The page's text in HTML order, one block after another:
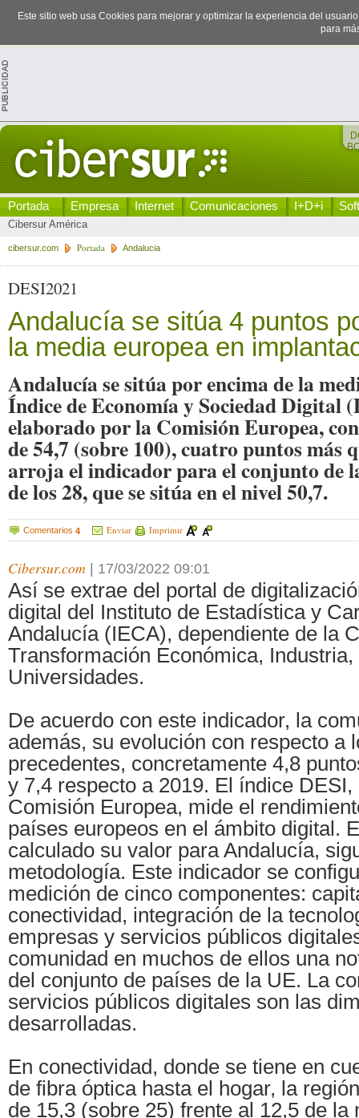
Este sitio web usa Cookies para mejorar y optimizar la experiencia del
para
Portada Empresa Internet Comunicaciones I+D+i
Cibersur América
cibersur.com Portada Andalucia
DESI2021
Andalucía se sitúa 4 puntos
la media europea en
Andalucía se sitúa por encima de la
Índice de Economía y Sociedad Digital
elaborado por la Comisión Europea,
de 54,7 (sobre 100), cuatro puntos más
arroja el indicador para el conjunto de
de los 28, que se sitúa en el nivel 50,7.
Comentarios 4 Enviar Imprimir
Cibersur.com 17/03/2022 09:01
Así se extrae del portal de
digital del Instituto de Estadística y
Andalucía (IECA), dependiente de la
Transformación Económica,
Universidades.
De acuerdo con este indicador, la
además, su evolución con respecto a
precedentes, concretamente 4,8
y 7,4 respecto a 2019. El índice
Comisión Europea, mide el
países europeos en el ámbito digital.
calculado su valor para Andalucía,
metodología. Este indicador se
medición de cinco componentes:
conectividad, integración de la
empresas y servicios públicos
comunidad en muchos de ellos una
del conjunto de países de la UE. La
servicios públicos digitales son las
desarrolladas.
En conectividad, donde se tiene en
de fibra óptica hasta el hogar, la
de 15,3 (sobre 25) frente al 12,5 de la